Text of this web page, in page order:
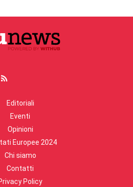
Editoriali
Eventi
Opinioni
Europee 2024
Chi siamo
Contatti
Policy